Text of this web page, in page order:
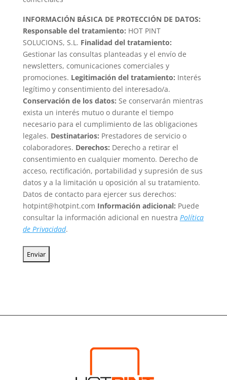
INFORMACIÓN BÁSICA DE PROTECCIÓN DE DATOS:
Responsable del tratamiento: HOT PINT
SOLUCIONS, S.L. Finalidad del tratamiento:
Gestionar las consultas planteadas y el envío de
newsletters, comunicaciones comerciales y
promociones. Legitimación del tratamiento: Interés
legítimo y consentimiento del interesado/a.
Conservación de los datos: Se conservarán mientras
exista un interés mutuo o durante el tiempo
necesario para el cumplimiento de las obligaciones
legales. Destinatarios: Prestadores de servicio o
colaboradores. Derechos: Derecho a retirar el
consentimiento en cualquier momento. Derecho de
acceso, rectificación, portabilidad y supresión de sus
datos y a la limitación u oposición al su tratamiento.
Datos de contacto para ejercer sus derechos:
hotpint@hotpint.com Información adicional: Puede
consultar la información adicional en nuestra Política
de Privacidad.